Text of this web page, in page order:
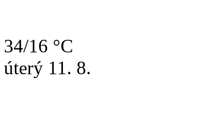
34/16 °C
úterý 11. 8.